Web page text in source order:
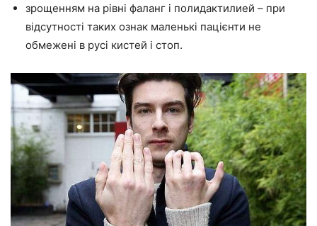
зрощенням на рівні фаланг і полидактилией – при
відсутності таких ознак маленькі пацієнти не
обмежені в русі кистей і стоп.